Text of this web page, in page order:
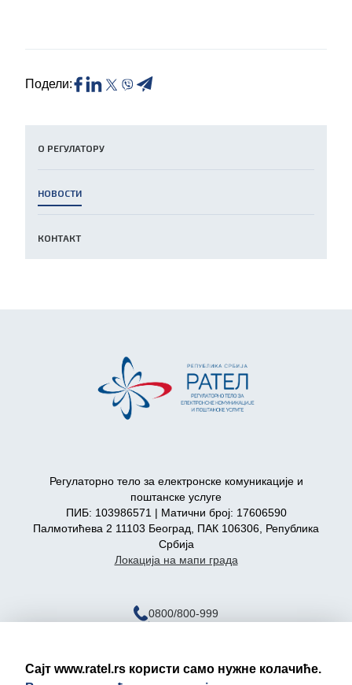
О РЕГУЛАТОРУ
НОВОСТИ
КОНТАКТ
Подели:
Регулаторно тело за електронске комуникације и
поштанске услуге
ПИБ: 103986571 | Матични број: 17606590
Палмотићева 2 11103 Београд, ПАК 106306, Република
Србија
Локација на мапи града
0800/800-999
Сајт www.ratel.rs користи само нужне колачиће.